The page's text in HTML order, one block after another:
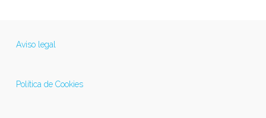
Aviso legal
Política de Cookies